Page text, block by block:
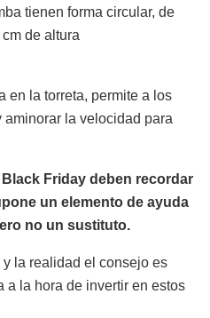
tienen forma circular, de
de altura
en la torreta, permite a los
aminorar la velocidad para
Friday deben recordar
un elemento de ayuda
no un sustituto.
la realidad el consejo es
a la hora de invertir en estos